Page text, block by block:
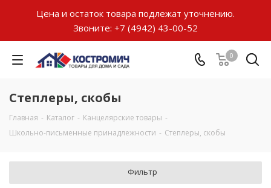
Цена и остаток товара подлежат уточнению.
Звоните: +7 (4942) 43-00-52
0
Степлеры, скобы
Главная - Каталог - Канцелярские товары -
Школьно-письменные принадлежности - Степлеры, скобы
Фильтр